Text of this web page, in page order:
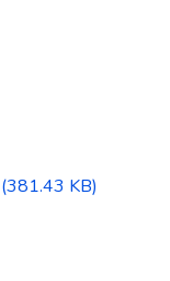
(381.43 KB)